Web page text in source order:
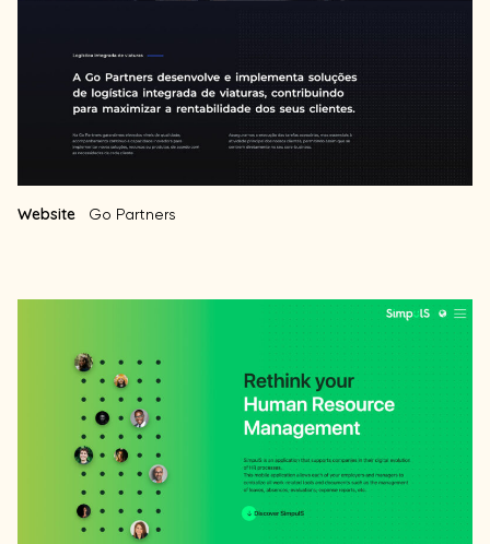
Website Go Partners